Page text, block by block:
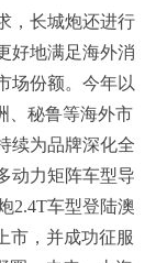
，长城炮还进行
好地满足海外消
场份额。今年以
、秘鲁等海外市
续为品牌深化全
动力矩阵车型导
2.4T车型登陆澳
市，并成功征服